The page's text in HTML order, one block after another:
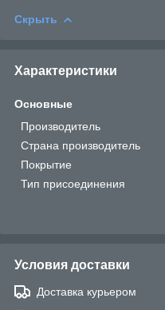
Скрыть
Характеристики
Основные
Производитель
Страна производитель
Покрытие
Тип присоединения
Условия доставки
Доставка курьером